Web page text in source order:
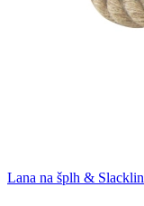
Lana na šplh &